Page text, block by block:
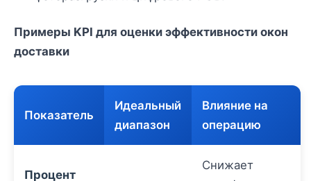
Примеры KPI для оценки эффективности окон
доставки
Показатель
Идеальный
диапазон
Влияние на
операцию
Процент
Снижает